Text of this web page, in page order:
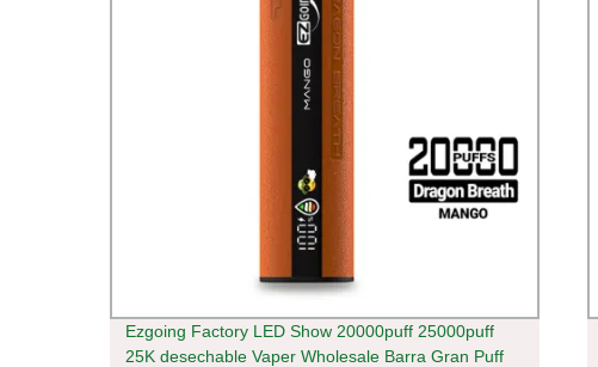
Ezgoing Factory LED Show 20000puff 25000puff
25K desechable Vaper Wholesale Barra Gran Puff